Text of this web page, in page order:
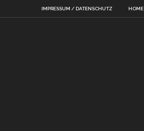
IMPRESSUM / DATENSCHUTZ HOME